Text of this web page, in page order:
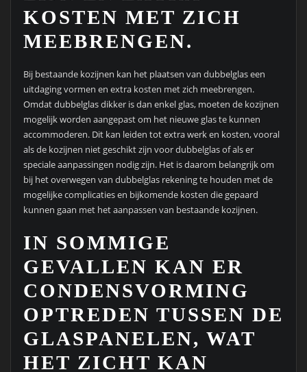
KOSTEN MET ZICH
MEEBRENGEN.
Bij bestaande kozijnen kan het plaatsen van dubbelglas een
uitdaging vormen en extra kosten met zich meebrengen.
Omdat dubbelglas dikker is dan enkel glas, moeten de kozijnen
mogelijk worden aangepast om het nieuwe glas te kunnen
accommoderen. Dit kan leiden tot extra werk en kosten, vooral
als de kozijnen niet geschikt zijn voor dubbelglas of als er
speciale aanpassingen nodig zijn. Het is daarom belangrijk om
bij het overwegen van dubbelglas rekening te houden met de
mogelijke complicaties en bijkomende kosten die gepaard
kunnen gaan met het aanpassen van bestaande kozijnen.
IN SOMMIGE
GEVALLEN KAN ER
CONDENSVORMING
OPTREDEN TUSSEN DE
GLASPANELEN, WAT
HET ZICHT KAN